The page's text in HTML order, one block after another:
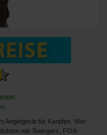
Angelgerät für Karpfen. Wer
wie Swingers, FOX-